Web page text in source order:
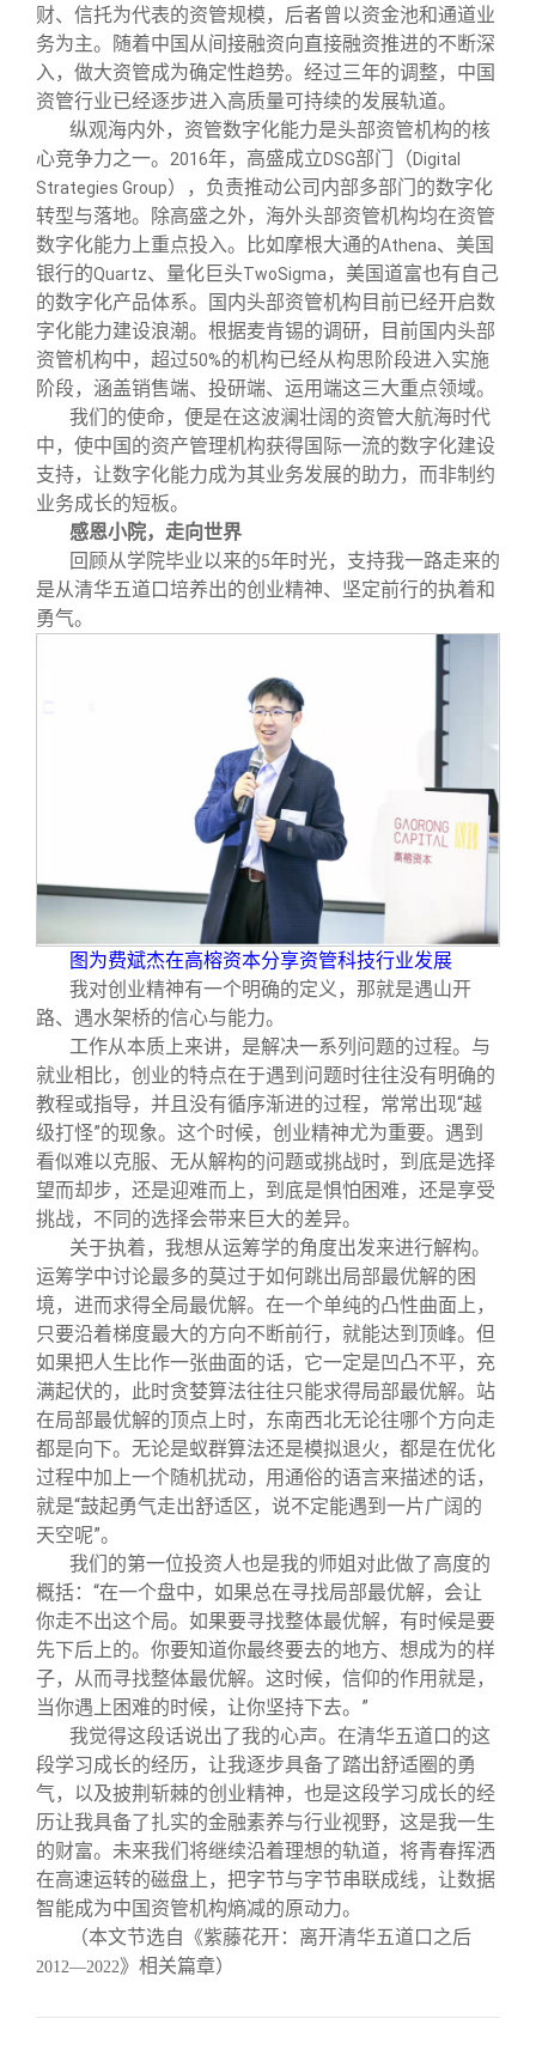
财、信托为代表的资管规模，后者曾以资金池和通道业
务为主。随着中国从间接融资向直接融资推进的不断深
入，做大资管成为确定性趋势。经过三年的调整，中国
资管行业已经逐步进入高质量可持续的发展轨道。
纵观海内外，资管数字化能力是头部资管机构的核
心竞争力之一。
2016年，高盛成立DSG部门（Digital
Strategies Group），负责推动公司内部多部门的数字化
转型与落地。除高盛之外，海外头部资管机构均在资管
数字化能力上重点投入。比如摩根大通的Athena、美国
银行的Quartz、量化巨头TwoSigma ，美国道富也有自己
的数字化产品体系。国内头部资管机构目前已经开启数
字化能力建设浪潮。根据麦肯锡的调研，目前国内头部
资管机构中，超过50%的机构已经从构思阶段进入实施
阶段，涵盖销售端、投研端、运用端这三大重点领域。
我们的使命，便是在这波澜壮阔的资管大航海时代
中，使中国的资产管理机构获得国际一流的数字化建设
支持，让数字化能力成为其业务发展的助力，而非制约
业务成长的短板。
感恩小院，走向世界
回顾从学院毕业以来的5年时光，支持我一路走来的
是从清华五道口培养出的创业精神、坚定前行的执着和
勇气。
图为费斌杰在高榕资本分享资管科技行业发展
我对创业精神有一个明确的定义，那就是遇山开
路、遇水架桥的信心与能力。
工作从本质上来讲，是解决一系列问题的过程。与
就业相比，创业的特点在于遇到问题时往往没有明确的
教程或指导，并且没有循序渐进的过程，常常出现“越
级打怪”的现象。这个时候，创业精神尤为重要。遇到
看似难以克服、无从解构的问题或挑战时，到底是选择
望而却步，还是迎难而上，到底是惧怕困难，还是享受
挑战，不同的选择会带来巨大的差异。
关于执着，我想从运筹学的角度出发来进行解构。
运筹学中讨论最多的莫过于如何跳出局部最优解的困
境，进而求得全局最优解。在一个单纯的凸性曲面上，
只要沿着梯度最大的方向不断前行，就能达到顶峰。但
如果把人生比作一张曲面的话，它一定是凹凸不平，充
满起伏的，此时贪婪算法往往只能求得局部最优解。站
在局部最优解的顶点上时，东南西北无论往哪个方向走
都是向下。无论是蚁群算法还是模拟退火，都是在优化
过程中加上一个随机扰动，用通俗的语言来描述的话，
就是“鼓起勇气走出舒适区，说不定能遇到一片广阔的
天空呢”。
我们的第一位投资人也是我的师姐对此做了高度的
概括：“在一个盘中，如果总在寻找局部最优解，会让
你走不出这个局。如果要寻找整体最优解，有时候是要
先下后上的。你要知道你最终要去的地方、想成为的样
子，从而寻找整体最优解。这时候，信仰的作用就是，
当你遇上困难的时候，让你坚持下去。”
我觉得这段话说出了我的心声。在清华五道口的这
段学习成长的经历，让我逐步具备了踏出舒适圈的勇
气，以及披荆斩棘的创业精神，也是这段学习成长的经
历让我具备了扎实的金融素养与行业视野，这是我一生
的财富。未来我们将继续沿着理想的轨道，将青春挥洒
在高速运转的磁盘上，把字节与字节串联成线，让数据
智能成为中国资管机构熵减的原动力。
（本文节选自《紫藤花开：离开清华五道口之后
2012—2022》相关篇章）